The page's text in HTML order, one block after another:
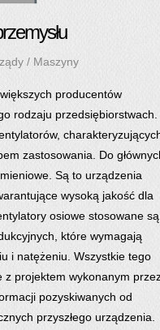
/ Maszyny
producentów
rodzaju przedsiębiorstwach.
zastosowania. Do
Są to urządzenia
wysoką jakość dla
osiowe stosowane są
które wymagają
i natężeniu. Wszystkie tego
z projektem wykonanym
pozyskiwanych od
przyszłego urządzenia.